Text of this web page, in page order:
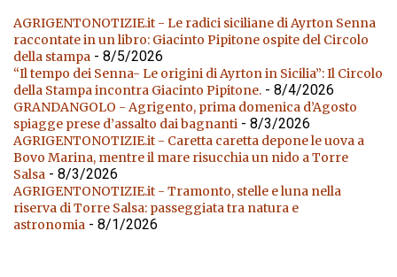
AGRIGENTONOTIZIE.it - Le radici siciliane di Ayrton Senna
raccontate in un libro: Giacinto Pipitone ospite del Circolo
della stampa - 8/5/2026
“Il tempo dei Senna- Le origini di Ayrton in Sicilia”: Il Circolo
della Stampa incontra Giacinto Pipitone. - 8/4/2026
GRANDANGOLO - Agrigento, prima domenica d’Agosto
spiagge prese d’assalto dai bagnanti - 8/3/2026
AGRIGENTONOTIZIE.it - Caretta caretta depone le uova a
Bovo Marina, mentre il mare risucchia un nido a Torre
Salsa - 8/3/2026
AGRIGENTONOTIZIE.it - Tramonto, stelle e luna nella
riserva di Torre Salsa: passeggiata tra natura e
astronomia - 8/1/2026